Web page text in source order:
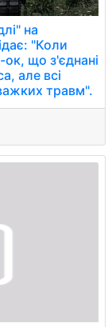
на
"Коли
що з'єднані
але всі
травм".